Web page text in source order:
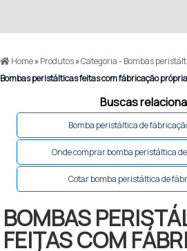
Home»Produtos»Categoria - Bombas
Bombas peristálticas feitas com fábricação própria
Buscas
Bomba peristáltica de
Onde comprar bomba peristáltica
Cotar bomba peristáltica de
BOMBAS
FEITAS COM